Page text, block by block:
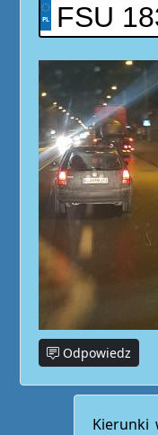
FSU
Odpowiedz
Kierunki